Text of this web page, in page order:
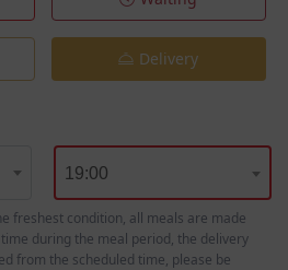
Delivery
19:00
freshest condition, all meals are made
during the meal period, the delivery
from the scheduled time, please be